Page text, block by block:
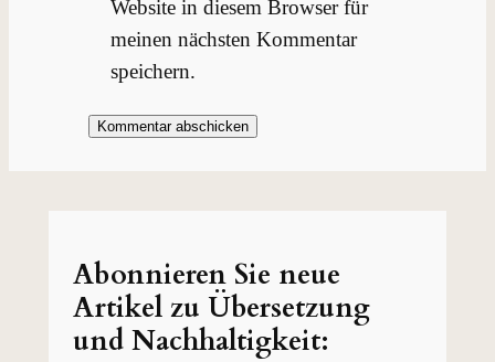
Website in diesem Browser für
meinen nächsten Kommentar
speichern.
Abonnieren Sie neue
Artikel zu Übersetzung
und Nachhaltigkeit: